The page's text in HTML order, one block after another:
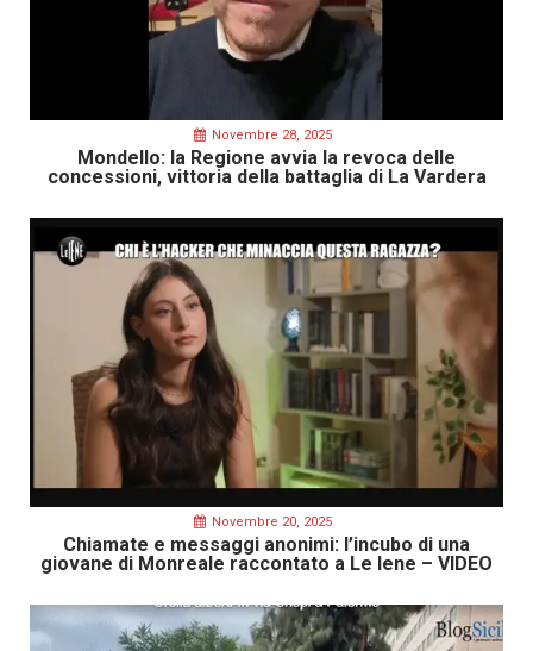
Novembre 28, 2025
Mondello: la Regione avvia la revoca delle
concessioni, vittoria della battaglia di La Vardera
Novembre 20, 2025
Chiamate e messaggi anonimi: l’incubo di una
giovane di Monreale raccontato a Le Iene – VIDEO